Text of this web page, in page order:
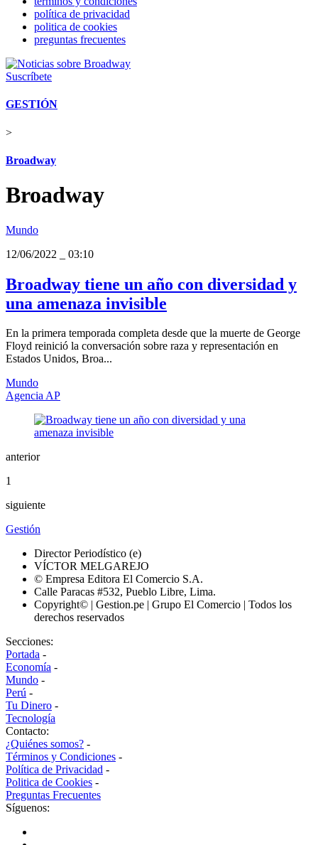
política de privacidad
politica de cookies
preguntas frecuentes
Suscríbete
GESTIÓN
>
Broadway
Broadway
Mundo
12/06/2022
03:10
Broadway tiene un año con diversidad y
una amenaza invisible
En la primera temporada completa desde que la muerte de George
Floyd reinició la conversación sobre raza y representación en
Estados Unidos, Broa...
Mundo
Agencia AP
anterior
1
siguiente
Gestión
Director Periodístico (e)
VÍCTOR MELGAREJO
© Empresa Editora El Comercio S.A.
Calle Paracas #532, Pueblo Libre, Lima.
Copyright© | Gestion.pe | Grupo El Comercio | Todos los
derechos reservados
Secciones:
Portada -
Economía -
Mundo -
Perú -
Tu Dinero -
Tecnología
Contacto:
¿Quiénes somos? -
Términos y Condiciones -
Política de Privacidad -
Politica de Cookies -
Preguntas Frecuentes
Síguenos: